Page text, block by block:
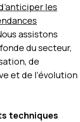
les
assistons
du secteur,
de
et de l’évolution
techniques